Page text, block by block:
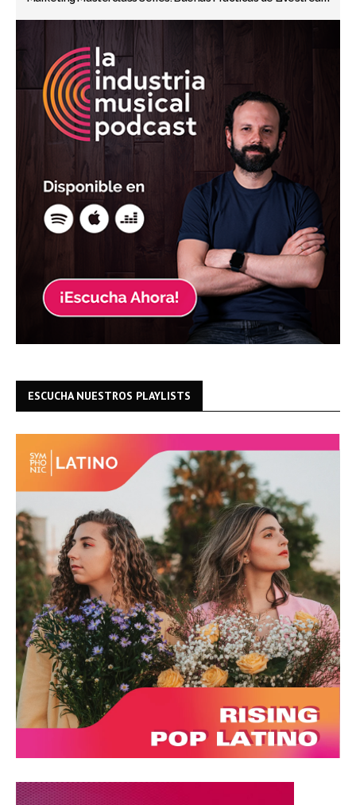
ESCUCHA NUESTROS PLAYLISTS